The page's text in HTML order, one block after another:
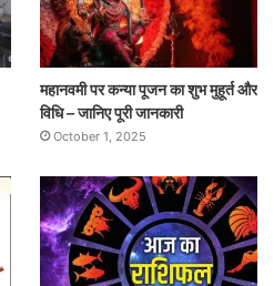
महानवमी पर कन्या पूजन का शुभ मुहूर्त और
विधि – जानिए पूरी जानकारी
October 1, 2025